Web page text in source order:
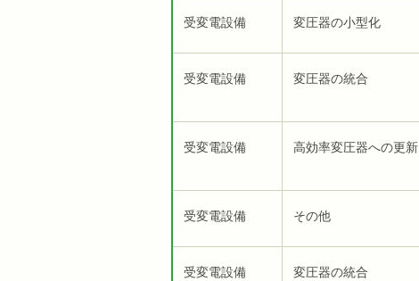
受変電設備 変圧器の小型化
受変電設備 変圧器の統合
受変電設備 高効率変圧器への更新
受変電設備 その他
受変電設備 変圧器の統合